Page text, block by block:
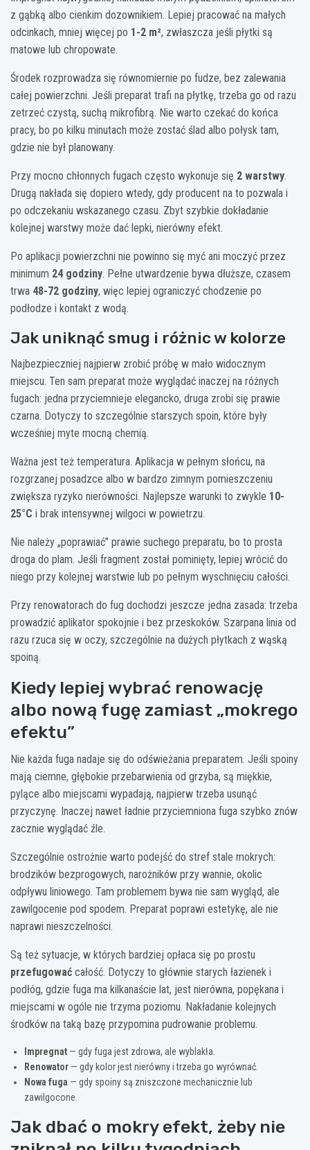
z gąbką albo cienkim dozownikiem. Lepiej pracować na małych
odcinkach, mniej więcej po 1-2 m², zwłaszcza jeśli płytki są
matowe lub chropowate.
Środek rozprowadza się równomiernie po fudze, bez zalewania
całej powierzchni. Jeśli preparat trafi na płytkę, trzeba go od razu
zetrzeć czystą, suchą mikrofibrą. Nie warto czekać do końca
pracy, bo po kilku minutach może zostać ślad albo połysk tam,
gdzie nie był planowany.
Przy mocno chłonnych fugach często wykonuje się 2 warstwy.
Drugą nakłada się dopiero wtedy, gdy producent na to pozwala i
po odczekaniu wskazanego czasu. Zbyt szybkie dokładanie
kolejnej warstwy może dać lepki, nierówny efekt.
Po aplikacji powierzchni nie powinno się myć ani moczyć przez
minimum 24 godziny. Pełne utwardzenie bywa dłuższe, czasem
trwa 48-72 godziny, więc lepiej ograniczyć chodzenie po
podłodze i kontakt z wodą.
Jak uniknąć smug i różnic w kolorze
Najbezpieczniej najpierw zrobić próbę w mało widocznym
miejscu. Ten sam preparat może wyglądać inaczej na różnych
fugach: jedna przyciemnieje elegancko, druga zrobi się prawie
czarna. Dotyczy to szczególnie starszych spoin, które były
wcześniej myte mocną chemią.
Ważna jest też temperatura. Aplikacja w pełnym słońcu, na
rozgrzanej posadzce albo w bardzo zimnym pomieszczeniu
zwiększa ryzyko nierówności. Najlepsze warunki to zwykle 10-
25°C i brak intensywnej wilgoci w powietrzu.
Nie należy „poprawiać” prawie suchego preparatu, bo to prosta
droga do plam. Jeśli fragment został pominięty, lepiej wrócić do
niego przy kolejnej warstwie lub po pełnym wyschnięciu całości.
Przy renowatorach do fug dochodzi jeszcze jedna zasada: trzeba
prowadzić aplikator spokojnie i bez przeskoków. Szarpana linia od
razu rzuca się w oczy, szczególnie na dużych płytkach z wąską
spoiną.
Kiedy lepiej wybrać renowację
albo nową fugę zamiast „mokrego
efektu”
Nie każda fuga nadaje się do odświeżania preparatem. Jeśli spoiny
mają ciemne, głębokie przebarwienia od grzyba, są miękkie,
pylące albo miejscami wypadają, najpierw trzeba usunąć
przyczynę. Inaczej nawet ładnie przyciemniona fuga szybko znów
zacznie wyglądać źle.
Szczególnie ostrożnie warto podejść do stref stale mokrych:
brodzików bezprogowych, narożników przy wannie, okolic
odpływu liniowego. Tam problemem bywa nie sam wygląd, ale
zawilgocenie pod spodem. Preparat poprawi estetykę, ale nie
naprawi nieszczelności.
Są też sytuacje, w których bardziej opłaca się po prostu
przefugować całość. Dotyczy to głównie starych łazienek i
podłóg, gdzie fuga ma kilkanaście lat, jest nierówna, popękana i
miejscami w ogóle nie trzyma poziomu. Nakładanie kolejnych
środków na taką bazę przypomina pudrowanie problemu.
Impregnat — gdy fuga jest zdrowa, ale wyblakła.
Renowator — gdy kolor jest nierówny i trzeba go wyrównać.
Nowa fuga — gdy spoiny są zniszczone mechanicznie lub
zawilgocone.
Jak dbać o mokry efekt, żeby nie